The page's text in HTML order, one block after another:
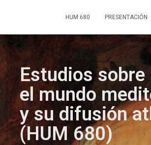
HUM 680 PRESENTACIÓN
Estudios sobre
el mundo
y su difusión
(HUM 680)